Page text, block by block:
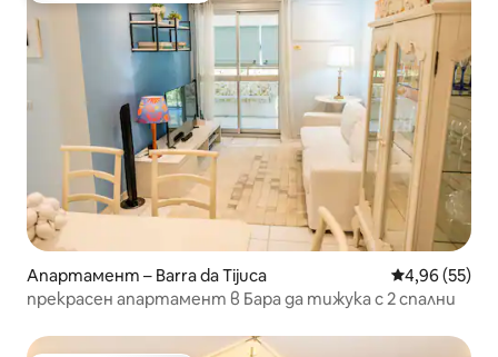
Апартамент – Barra da Tijuca Средна
4,96 (55)
прекрасен апартамент в Бара да тижука с 2 спални